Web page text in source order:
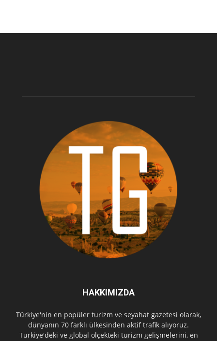
HAKKIMIZDA
Türkiye'nin en popüler turizm ve seyahat gazetesi olarak,
dünyanın 70 farklı ülkesinden aktif trafik alıyoruz.
Türkiye'deki ve global ölçekteki turizm gelişmelerini, en